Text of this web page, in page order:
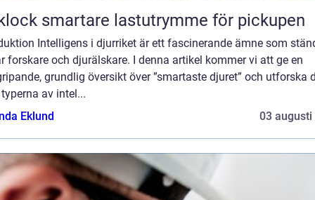
Flaklock smartare lastutrymme för pickupen
Intelligens i djurriket är ett fascinerande ämne som
forskare och djurälskare. I denna artikel kommer vi att ge en
grundlig översikt över ”smartaste djuret” och utforska
av intel...
Eklund
03 augusti